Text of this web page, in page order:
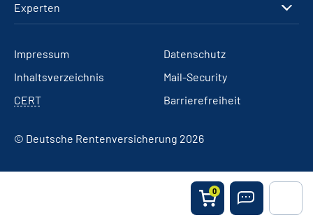
0
Experten
Impressum
Datenschutz
Inhaltsverzeichnis
Mail-Security
CERT
Barrierefreiheit
© Deutsche Rentenversicherung 2026